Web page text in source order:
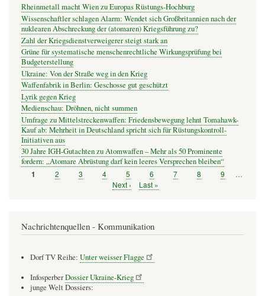
Rheinmetall macht Wien zu Europas Rüstungs-Hochburg
Wissenschaftler schlagen Alarm: Wendet sich Großbritannien nach der
nuklearen Abschreckung der (atomaren) Kriegsführung zu?
Zahl der Kriegsdienstverweigerer steigt stark an
Grüne für systematische menschenrechtliche Wirkungsprüfung bei
Budgeterstellung
Ukraine: Von der Straße weg in den Krieg
Waffenfabrik in Berlin: Geschosse gut geschützt
Lyrik gegen Krieg
Medienschau: Dröhnen, nicht summen
Umfrage zu Mittelstreckenwaffen: Friedensbewegung lehnt Tomahawk-
Kauf ab: Mehrheit in Deutschland spricht sich für Rüstungskontroll-
Initiativen aus
30 Jahre IGH-Gutachten zu Atomwaffen – Mehr als 50 Prominente
fordern: „Atomare Abrüstung darf kein leeres Versprechen bleiben“
Seitennummerierung
Seite
1 Seite
2 Seite
3 Seite
4 Seite
5 Seite
6 Seite
7 Seite
8 Seite
9
…
Nächste
Next ›
Letzte
Last »
Nachrichtenquellen - Kommunikation
Dorf TV Reihe: Unter weisser Flagge
InfosperberDossier Ukraine-Krieg
junge Welt Dossiers: